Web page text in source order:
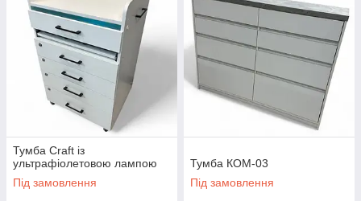
Тумба Craft із
ультрафіолетовою лампою
Під замовлення
Тумба КОМ-03
Під замовлення